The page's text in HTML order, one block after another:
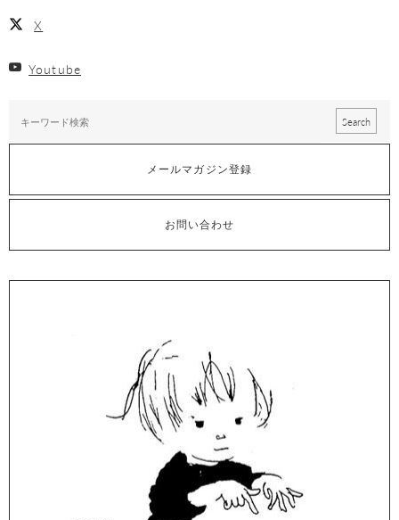
X
Youtube
メールマガジン登録
お問い合わせ